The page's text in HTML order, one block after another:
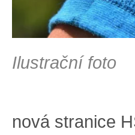
Ilustrační foto
nová stranice